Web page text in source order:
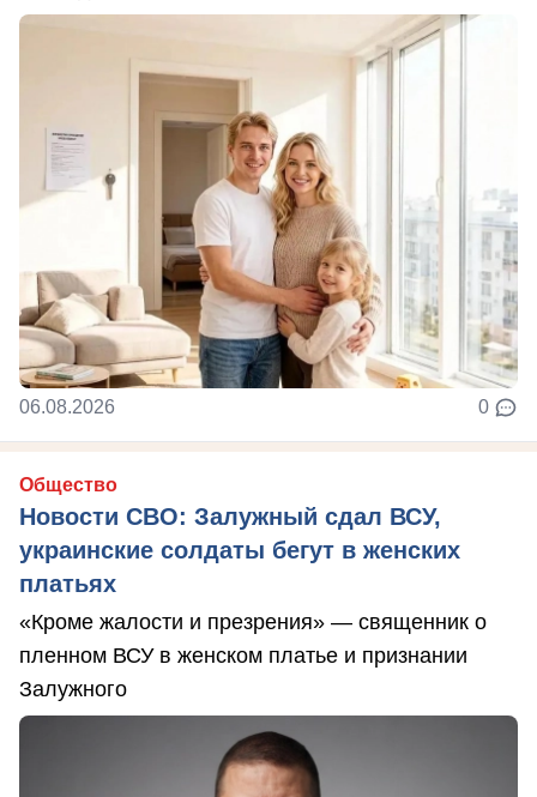
06.08.2026 0
Общество
Новости СВО: Залужный сдал ВСУ,
украинские солдаты бегут в женских
платьях
«Кроме жалости и презрения» — священник о
пленном ВСУ в женском платье и признании
Залужного